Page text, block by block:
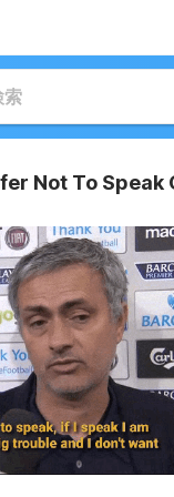
Not To Speak